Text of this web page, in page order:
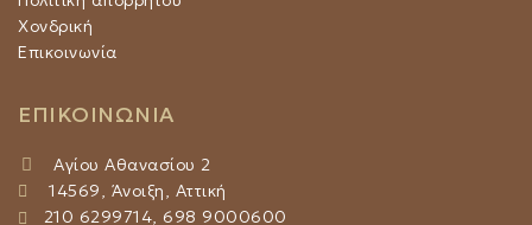
Χονδρική
Επικοινωνία
ΕΠΙΚΟΙΝΩΝΙΑ
Αγίου Αθανασίου 2
14569, Άνοιξη, Αττική
210 6299714, 698 9000600